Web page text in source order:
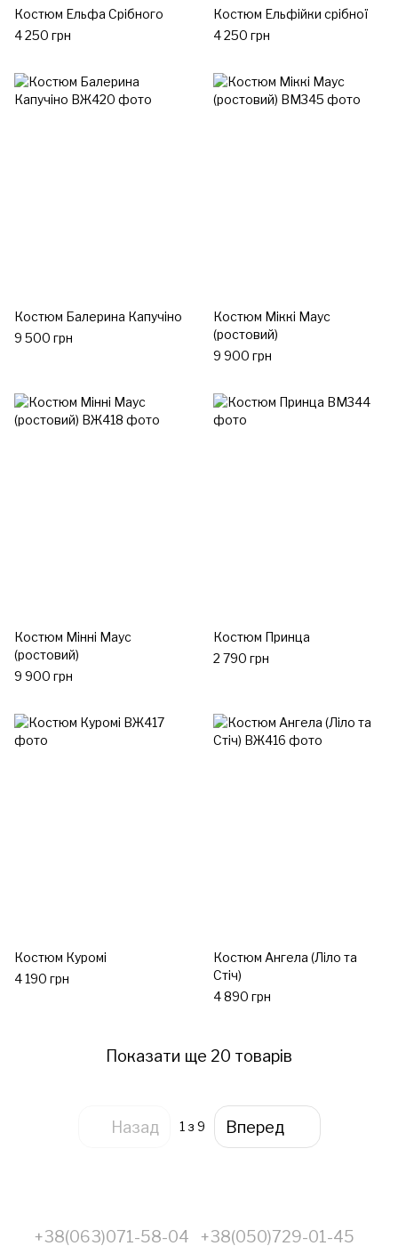
Костюм Ельфа Срібного
4 250 грн
Костюм Ельфійки срібної
4 250 грн
Костюм Балерина Капучіно
9 500 грн
Костюм Міккі Маус
(ростовий)
9 900 грн
Костюм Мінні Маус
(ростовий)
9 900 грн
Костюм Принца
2 790 грн
Костюм Куромі
4 190 грн
Костюм Ангела (Ліло та
Стіч)
4 890 грн
Показати ще 20 товарів
Назад 1 з 9 Вперед
+38(063)071-58-04 +38(050)729-01-45